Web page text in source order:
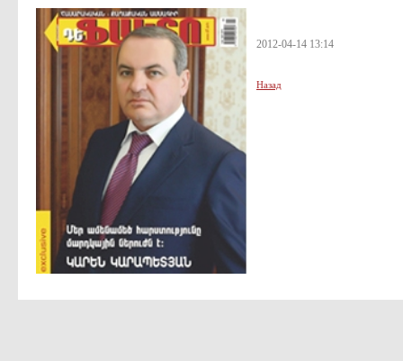
2012-04-14 13:14
Назад